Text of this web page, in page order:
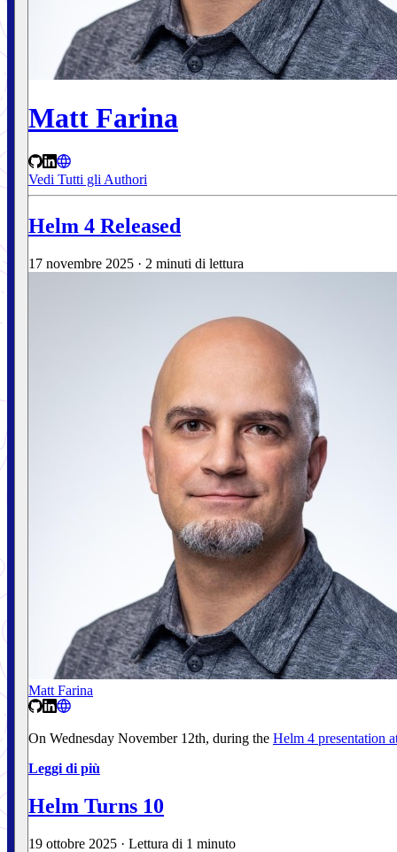
Matt Farina
Vedi Tutti gli Authori
Helm 4 Released
17 novembre 2025 · 2 minuti di lettura
Matt Farina
On Wednesday November 12th, during the Helm 4 presentation
Leggi di più
Helm Turns 10
19 ottobre 2025 · Lettura di 1 minuto